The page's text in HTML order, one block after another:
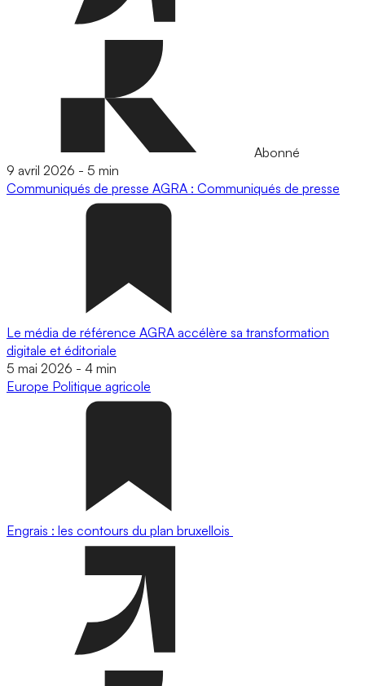
Abonné
9 avril 2026 - 5 min
Communiqués de presse AGRA : Communiqués de presse
Le média de référence AGRA accélère sa transformation
digitale et éditoriale
5 mai 2026 - 4 min
Europe Politique agricole
Engrais : les contours du plan bruxellois